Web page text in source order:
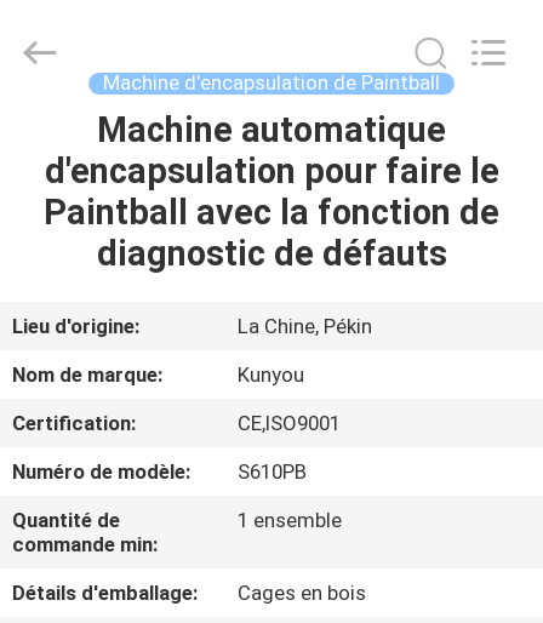
MAISON
VIDÉOS
À
PROPOS
DE
Pharmatech
Machine d'encapsulation de Paintball
Machine automatique
d'encapsulation pour faire le
Paintball avec la fonction de
diagnostic de défauts
Lieu d'origine:
La Chine, Pékin
Nom de marque:
Kunyou
Certification:
CE,ISO9001
Numéro de modèle:
S610PB
Quantité de
commande min:
1 ensemble
Détails d'emballage:
Cages en bois